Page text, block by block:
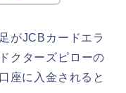
がJCBカードエラ
クターズピローの
座に入金されると